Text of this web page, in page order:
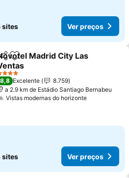
sites Ver preços
Adicionar aos favoritos
Madrid City Las
preços
Estrelas
8,8 Excelente
8.759
a 2.9 km de Estádio Santiago Bernabeu
Vistas modernas do horizonteVer preços
sites Ver preços